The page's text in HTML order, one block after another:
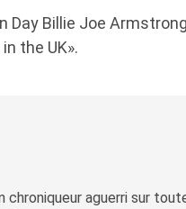
Day Billie Joe
the UK».
chroniqueur aguerri sur